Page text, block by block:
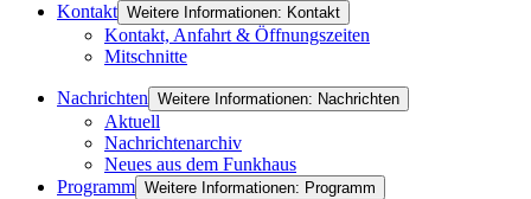
Kontakt Weitere Informationen: Kontakt
Kontakt, Anfahrt & Öffnungszeiten
Mitschnitte
Nachrichten Weitere Informationen: Nachrichten
Aktuell
Nachrichtenarchiv
Neues aus dem Funkhaus
Programm Weitere Informationen: Programm